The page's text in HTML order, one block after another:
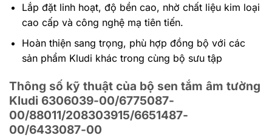
Lắp đặt linh hoạt, độ bền cao, nhờ chất liệu kim loại
cao cấp và công nghệ mạ tiên tiến.
Hoàn thiện sang trọng, phù hợp đồng bộ với các
sản phẩm Kludi khác trong cùng bộ sưu tập
Thông số kỹ thuật của bộ sen tắm âm tường
Kludi 6306039-00/6775087-
00/88011/208303915/6651487-
00/6433087-00